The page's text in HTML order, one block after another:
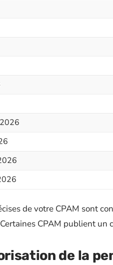
de votre CPAM sont
CPAM publient
de la